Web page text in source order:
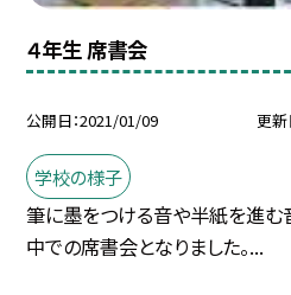
４年生 席書会
公開日 2021/01/09 更新
学校の様子
筆に墨をつける音や半紙を進む
中での席書会となりました。...